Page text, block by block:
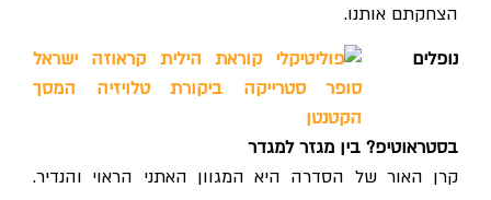
הצחקתם אותנו.
נופלים
בסטראוטיפ? בין מגזר למגדר
קרן האור של הסדרה היא המגוון האתני הראוי והנדיר.